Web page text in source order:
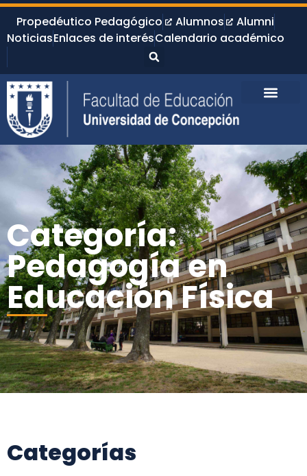
Propedéutico Pedagógico Alumnos
Alumni
NoticiasEnlaces de interésCalendario académico
Categoría:
Pedagogía en
Educación Física
Categorías